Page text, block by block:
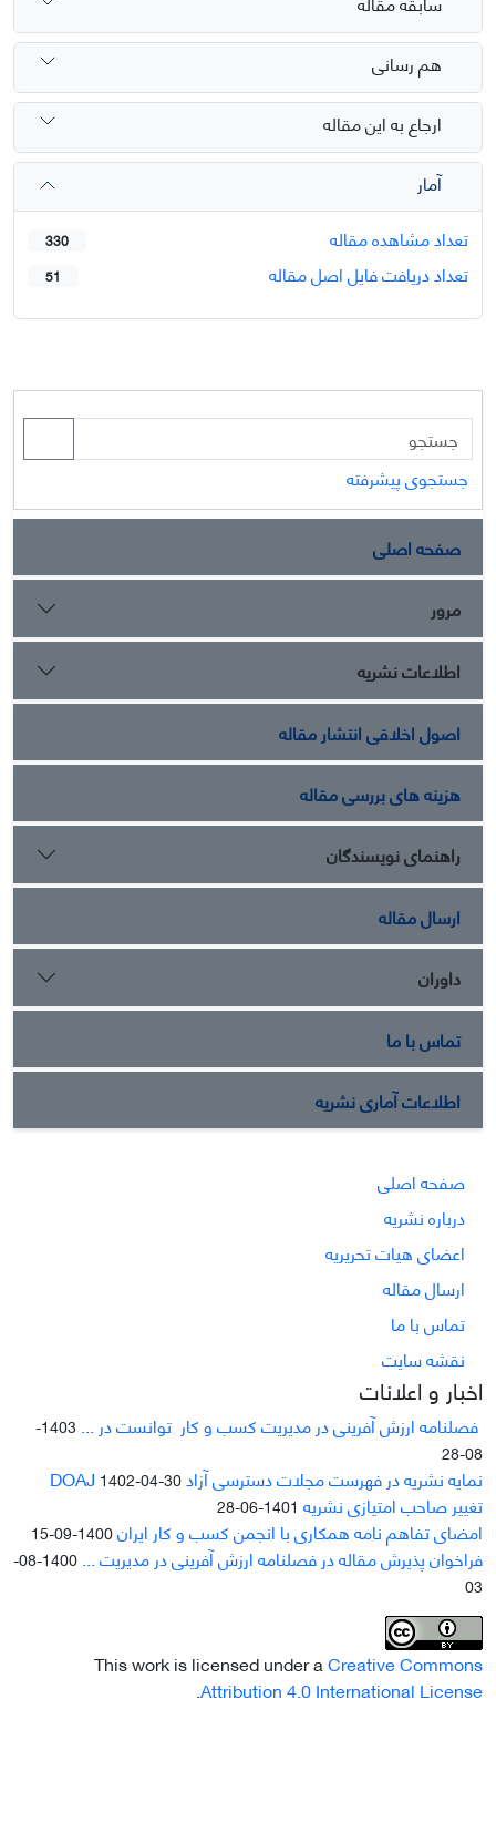
هم رسانی
ارجاع به این مقاله
آمار
تعداد مشاهده مقاله
330
تعداد دریافت فایل اصل مقاله 51
جستجوی پیشرفته
صفحه اصلی
مرور
اطلاعات نشریه
اصول اخلاقی انتشار مقاله
هزینه های بررسی مقاله
راهنمای نویسندگان
ارسال مقاله
داوران
تماس با ما
اطلاعات آماری نشریه
صفحه اصلی
درباره نشریه
اعضای هیات تحریریه
ارسال مقاله
تماس با ما
نقشه سایت
اخبار و اعلانات
فصلنامه ارزش آفرینی در مدیریت کسب و کار توانست در ...
1403-
08-28
نمایه نشریه در فهرست مجلات دسترسی آزاد DOAJ1402-04-30
تغییر صاحب امتیازی نشریه 1401-06-28
امضای تفاهم نامه همکاری با انجمن کسب و کار ایران1400-09-15
فراخوان پذیرش مقاله در فصلنامه ارزش آفرینی در مدیریت ...
1400-08-
03
This work is licensed under aCreative Commons
Attribution 4.0 International License
.